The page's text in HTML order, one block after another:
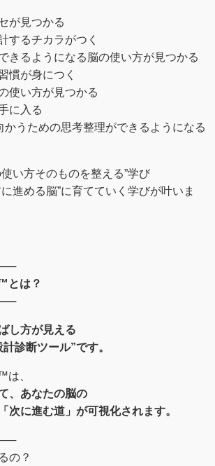
が見つかる
するチカラがつく
きるようになる脳の使い方が見つかる
慣が身につく
使い方が見つかる
に入る
かうための思考整理ができるようになる
い方そのものを整える”学び
進める脳”に育てていく学びが叶いま
とは？
し⽅が⾒える
診断ツール”です。
、
、あなたの脳の
次に進む道」が可視化されます。
の？